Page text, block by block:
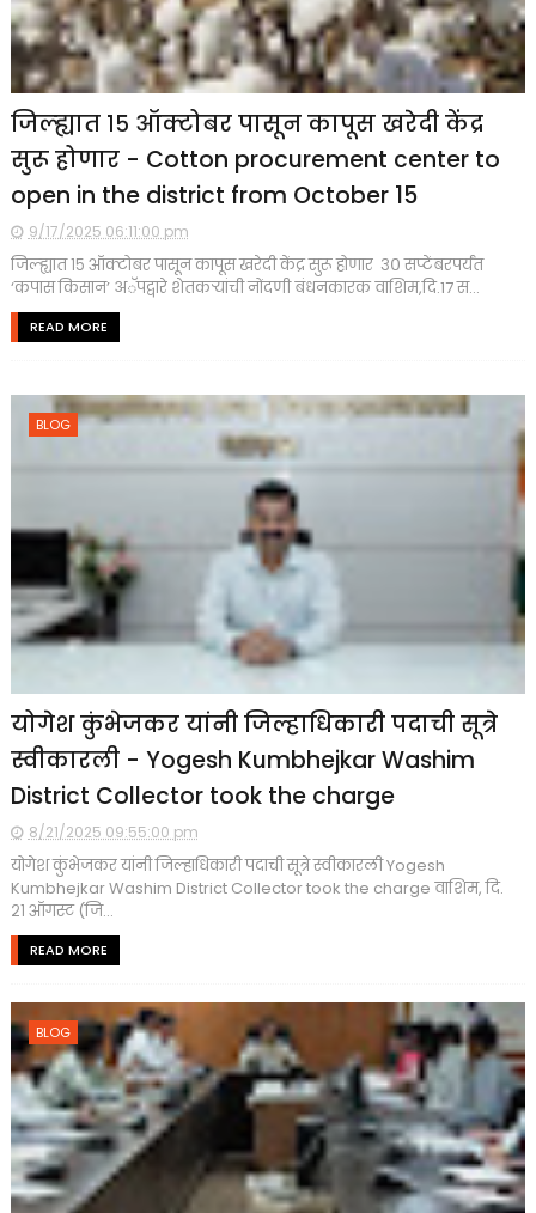
जिल्ह्यात १५ ऑक्टोबर पासून कापूस खरेदी केंद्र
सुरू होणार - Cotton procurement center to
open in the district from October 15
9/17/2025 06:11:00 pm
जिल्ह्यात १५ ऑक्टोबर पासून कापूस खरेदी केंद्र सुरू होणार ३० सप्टेंबरपर्यंत
‘कपास किसान’ अॅपद्वारे शेतकऱ्यांची नोंदणी बंधनकारक वाशिम,दि.17 स...
READ MORE
BLOG
योगेश कुंभेजकर यांनी जिल्हाधिकारी पदाची सूत्रे
स्वीकारली - Yogesh Kumbhejkar Washim
District Collector took the charge
8/21/2025 09:55:00 pm
योगेश कुंभेजकर यांनी जिल्हाधिकारी पदाची सूत्रे स्वीकारली Yogesh
Kumbhejkar Washim District Collector took the charge वाशिम, दि.
२१ ऑगस्ट (जि...
READ MORE
BLOG